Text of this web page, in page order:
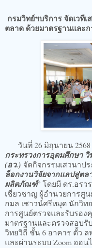
กรมวิทย์ฯบริการ จัดเวที
ตลาด ด้วยมาตรฐานและ
วันที่ 26 มิถุนายน 2568
กระทรวงการอุดมศึกษา
(อว.) จัดกิจกรรมเสวนาป
ล็อกงานวิจัยจากแลปสู่ตล
ผลิตภัณฑ์” โดยมี ดร.อร
เชี่ยวชาญ ผู้อำนวยการศู
กมล เชาวน์ศรีหมุด นักวิท
การศูนย์ตรวจและรับรอ
มาตรฐานและตรวจสอบรั
วิทยวิถี ชั้น 6 อาคาร ตั้ว
และผ่านระบบ Zoom ออน